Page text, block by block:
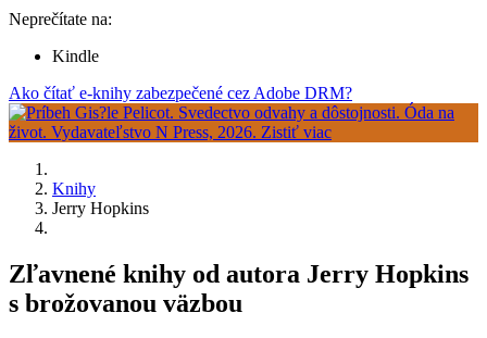
Neprečítate na:
Kindle
Ako čítať e-knihy zabezpečené cez Adobe DRM?
Knihy
Jerry Hopkins
Zľavnené knihy od autora Jerry Hopkins
s brožovanou väzbou